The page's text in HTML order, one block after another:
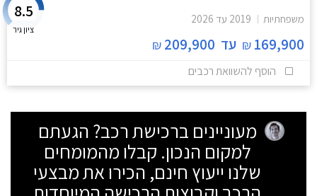
משפחתיות 2019 עד 2026
169,900
₪ עד 209,900
₪
8.5
ציון גיר
הוסף להשוואת רכבים
מעוניינים ברכישת רכב? הגעתם
למקום הנכון. קבלו מהמומחים
שלנו ייעוץ חינם, הכירו את מבצעי